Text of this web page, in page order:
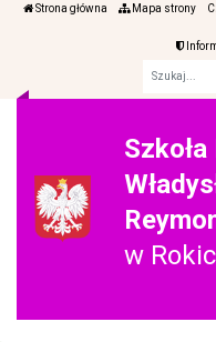
Strona główna Mapa strony
w